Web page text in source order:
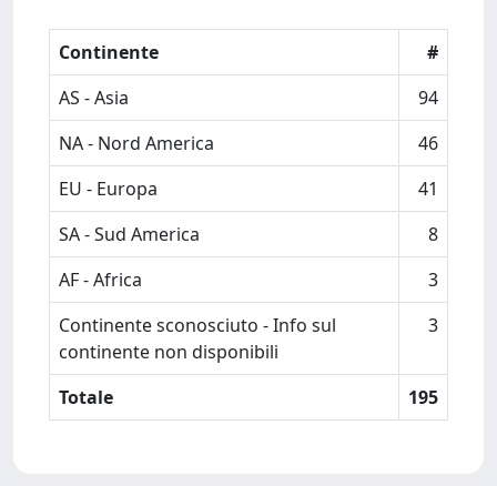
Continente
#
AS - Asia
94
NA - Nord America
46
EU - Europa
41
SA - Sud America
8
AF - Africa
3
Continente sconosciuto - Info sul
continente non disponibili
3
Totale 195